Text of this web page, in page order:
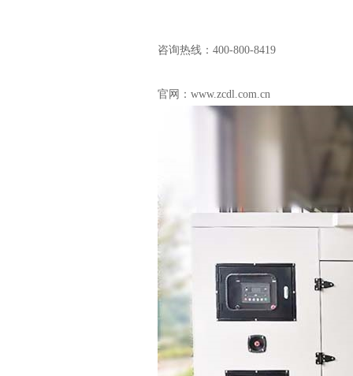
咨询热线：400-800-8419
官网：www.zcdl.com.cn